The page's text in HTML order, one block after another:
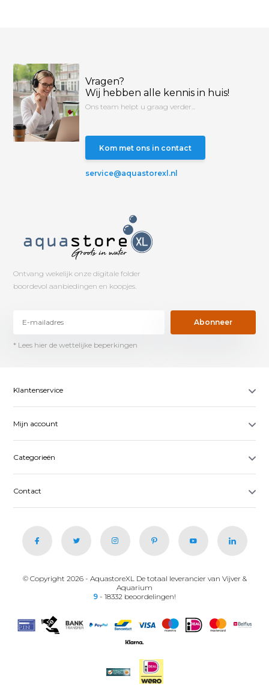
Vragen?
Wij hebben alle kennis in huis!
Ons team helpt u graag verder...
Kom met ons in contact
service@aquastorexl.nl
Ontvang wekelijk onze digitale folder
boordevol aanbiedingen en koopjes.
Abonneer
* Lees hier de wettelijke beperkingen
Klantenservice
Mijn account
Categorieën
Contact
© Copyright 2026 - AquastoreXL De totaal leverancier van Vijver &
Aquarium
9 - 18332 beoordelingen!